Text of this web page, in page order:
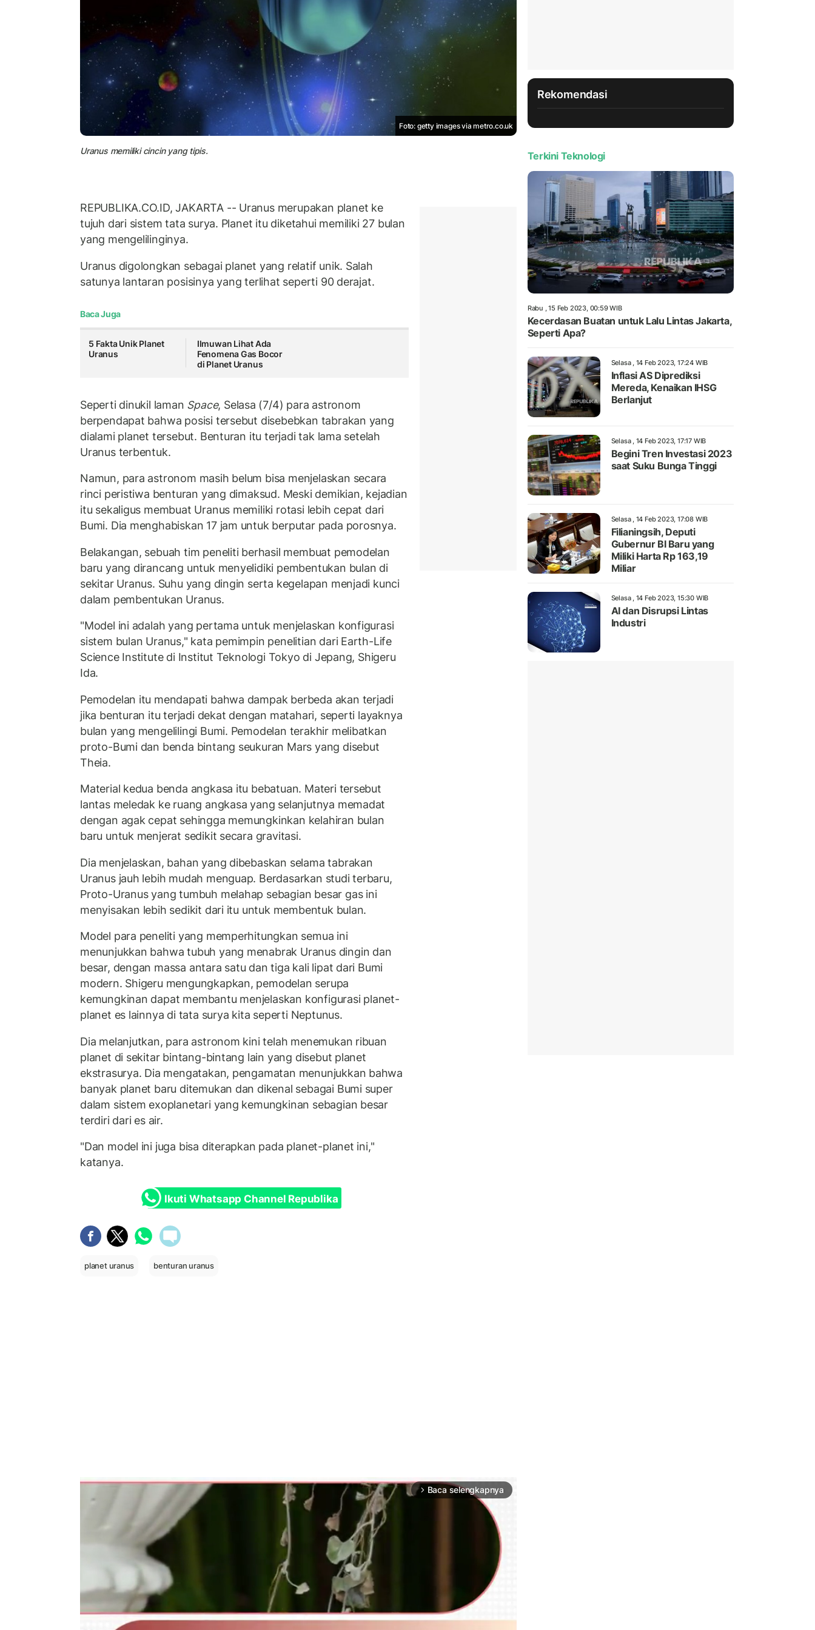
Foto: getty images via metro.co.uk
Uranus memiliki cincin yang tipis.
REPUBLIKA.CO.ID, JAKARTA -- Uranus merupakan planet ke
tujuh dari sistem tata surya. Planet itu diketahui memiliki 27 bulan
yang mengelilinginya.
Uranus digolongkan sebagai planet yang relatif unik. Salah
satunya lantaran posisinya yang terlihat seperti 90 derajat.
Baca Juga
5 Fakta Unik Planet
Uranus
Ilmuwan Lihat Ada
Fenomena Gas Bocor
di Planet Uranus
Seperti dinukil laman Space, Selasa (7/4) para astronom
berpendapat bahwa posisi tersebut disebebkan tabrakan yang
dialami planet tersebut. Benturan itu terjadi tak lama setelah
Uranus terbentuk.
Namun, para astronom masih belum bisa menjelaskan secara
rinci peristiwa benturan yang dimaksud. Meski demikian, kejadian
itu sekaligus membuat Uranus memiliki rotasi lebih cepat dari
Bumi. Dia menghabiskan 17 jam untuk berputar pada porosnya.
Belakangan, sebuah tim peneliti berhasil membuat pemodelan
baru yang dirancang untuk menyelidiki pembentukan bulan di
sekitar Uranus. Suhu yang dingin serta kegelapan menjadi kunci
dalam pembentukan Uranus.
"Model ini adalah yang pertama untuk menjelaskan konfigurasi
sistem bulan Uranus," kata pemimpin penelitian dari Earth-Life
Science Institute di Institut Teknologi Tokyo di Jepang, Shigeru
Ida.
Pemodelan itu mendapati bahwa dampak berbeda akan terjadi
jika benturan itu terjadi dekat dengan matahari, seperti layaknya
bulan yang mengelilingi Bumi. Pemodelan terakhir melibatkan
proto-Bumi dan benda bintang seukuran Mars yang disebut
Theia.
Material kedua benda angkasa itu bebatuan. Materi tersebut
lantas meledak ke ruang angkasa yang selanjutnya memadat
dengan agak cepat sehingga memungkinkan kelahiran bulan
baru untuk menjerat sedikit secara gravitasi.
Dia menjelaskan, bahan yang dibebaskan selama tabrakan
Uranus jauh lebih mudah menguap. Berdasarkan studi terbaru,
Proto-Uranus yang tumbuh melahap sebagian besar gas ini
menyisakan lebih sedikit dari itu untuk membentuk bulan.
Model para peneliti yang memperhitungkan semua ini
menunjukkan bahwa tubuh yang menabrak Uranus dingin dan
besar, dengan massa antara satu dan tiga kali lipat dari Bumi
modern. Shigeru mengungkapkan, pemodelan serupa
kemungkinan dapat membantu menjelaskan konfigurasi planet-
planet es lainnya di tata surya kita seperti Neptunus.
Dia melanjutkan, para astronom kini telah menemukan ribuan
planet di sekitar bintang-bintang lain yang disebut planet
ekstrasurya. Dia mengatakan, pengamatan menunjukkan bahwa
banyak planet baru ditemukan dan dikenal sebagai Bumi super
dalam sistem exoplanetari yang kemungkinan sebagian besar
terdiri dari es air.
"Dan model ini juga bisa diterapkan pada planet-planet ini,"
katanya.
Ikuti Whatsapp Channel Republika
planet uranus benturan uranus
arrow_forward_ios Baca selengkapnya
Rekomendasi
Terkini Teknologi
Rabu , 15 Feb 2023, 00:59 WIB
Kecerdasan Buatan untuk Lalu Lintas Jakarta,
Seperti Apa?
Selasa , 14 Feb 2023, 17:24 WIB
Inflasi AS Diprediksi
Mereda, Kenaikan IHSG
Berlanjut
Selasa , 14 Feb 2023, 17:17 WIB
Begini Tren Investasi 2023
saat Suku Bunga Tinggi
Selasa , 14 Feb 2023, 17:08 WIB
Filianingsih, Deputi
Gubernur BI Baru yang
Miliki Harta Rp 163,19
Miliar
Selasa , 14 Feb 2023, 15:30 WIB
AI dan Disrupsi Lintas
Industri